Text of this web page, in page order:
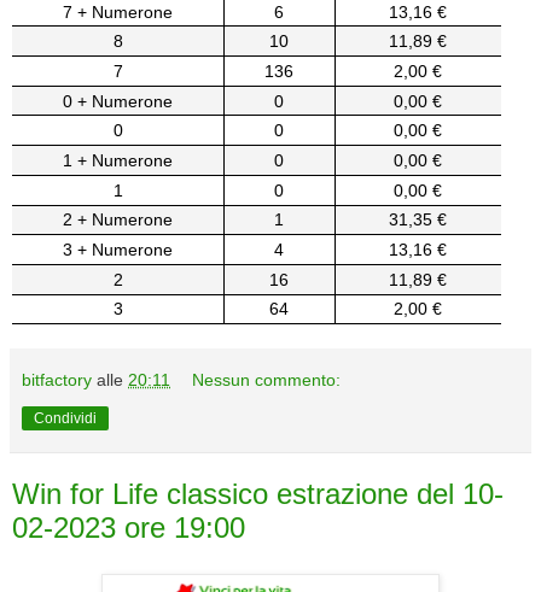
7 + Numerone
6
13,16 €
8
10
11,89 €
7
136
2,00 €
0 + Numerone
0
0,00 €
0
0
0,00 €
1 + Numerone
0
0,00 €
1
0
0,00 €
2 + Numerone
1
31,35 €
3 + Numerone
4
13,16 €
2
16
11,89 €
3
64 2,00 €
bitfactory alle 20:11 Nessun commento:
Condividi
Win for Life classico estrazione del 10-
02-2023 ore 19:00